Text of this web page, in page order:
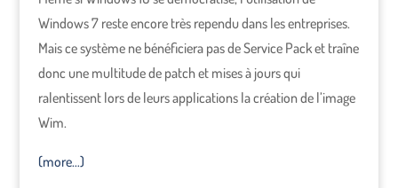
Windows 7 reste encore très rependu dans les entreprises.
Mais ce système ne bénéficiera pas de Service Pack et traîne
donc une multitude de patch et mises à jours qui
ralentissent lors de leurs applications la création de l’image
Wim.
(more…)